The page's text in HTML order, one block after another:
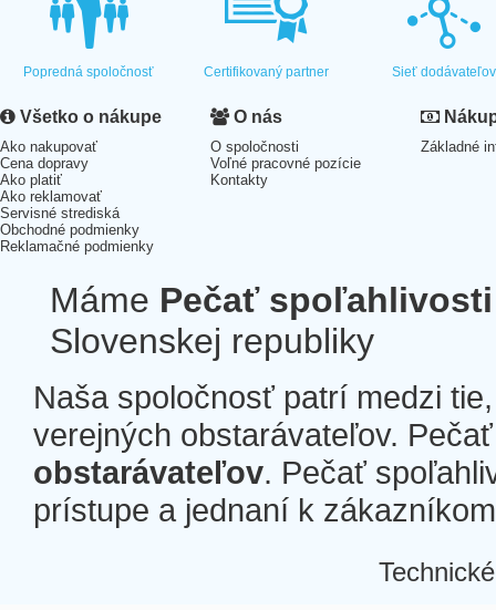
Popredná spoločnosť Certifikovaný partner Sieť dodávateľov
Všetko o nákupe
Ako nakupovať
Cena dopravy
Ako platiť
Ako reklamovať
Servisné strediská
Obchodné podmienky
Reklamačné podmienky
O nás
O spoločnosti
Voľné pracovné pozície
Kontakty
Základné
Máme Pečať spoľahlivosti
Slovenskej republiky
Naša spoločnosť patrí medzi
verejných obstarávateľov.
obstarávateľov. Pečať
prístupe a jednaní k